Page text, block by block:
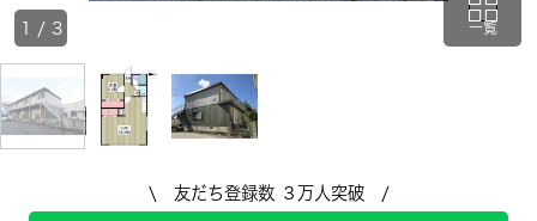
一覧
1 / 3
\ 友だち登録数 ３万人突破 /